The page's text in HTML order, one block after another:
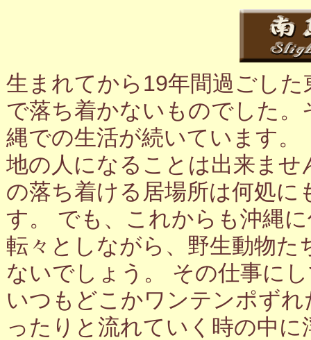
生まれてから19年間過ごし
で落ち着かないものでした
縄での生活が続いています
地の人になることは出来ま
の落ち着ける居場所は何処
す。 でも、これからも沖縄
転々としながら、野生動物
ないでしょう。 その仕事に
いつもどこかワンテンポず
ったりと流れていく時の中